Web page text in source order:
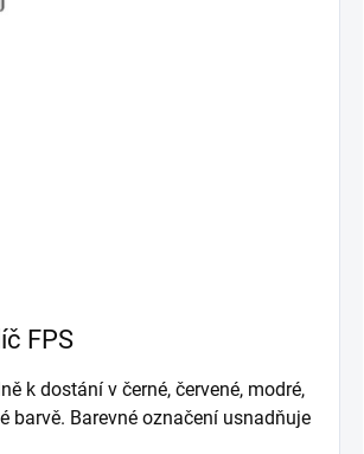
FPS
k dostání v černé, červené, modré,
barvě. Barevné označení usnadňuje